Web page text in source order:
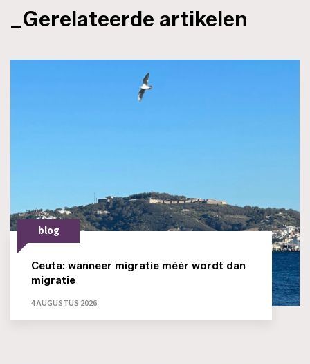
_Gerelateerde artikelen
blog
Ceuta: wanneer migratie méér wordt dan
migratie
4 AUGUSTUS 2026